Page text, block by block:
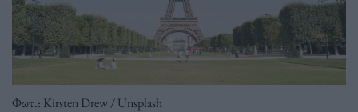
Φωτ.: Kirsten Drew / Unsplash